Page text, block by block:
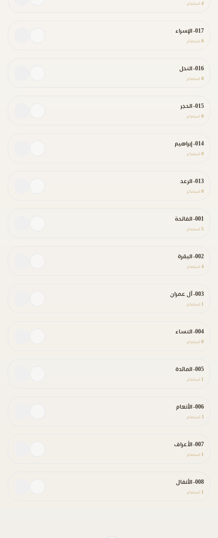
4 استماع
017- الإسراء
0 استماع
016- النحل
0 استماع
015- الحجر
0 استماع
014- إبراهيم
0 استماع
013- الرعد
0 استماع
001- الفاتحة
5 استماع
002- البقرة
4 استماع
003- آل عمران
1 استماع
004- النساء
0 استماع
005- المائدة
1 استماع
006- الأنعام
3 استماع
007- الأعراف
1 استماع
008- الأنفال
1 استماع